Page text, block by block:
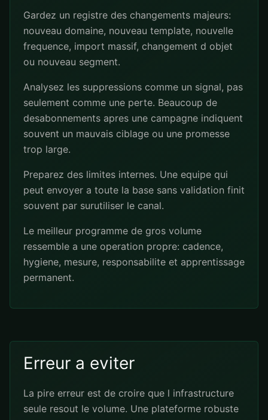
Gardez un registre des changements majeurs:
nouveau domaine, nouveau template, nouvelle
frequence, import massif, changement d objet
ou nouveau segment.
Analysez les suppressions comme un signal, pas
seulement comme une perte. Beaucoup de
desabonnements apres une campagne indiquent
souvent un mauvais ciblage ou une promesse
trop large.
Preparez des limites internes. Une equipe qui
peut envoyer a toute la base sans validation finit
souvent par surutiliser le canal.
Le meilleur programme de gros volume
ressemble a une operation propre: cadence,
hygiene, mesure, responsabilite et apprentissage
permanent.
Erreur a eviter
La pire erreur est de croire que l infrastructure
seule resout le volume. Une plateforme robuste